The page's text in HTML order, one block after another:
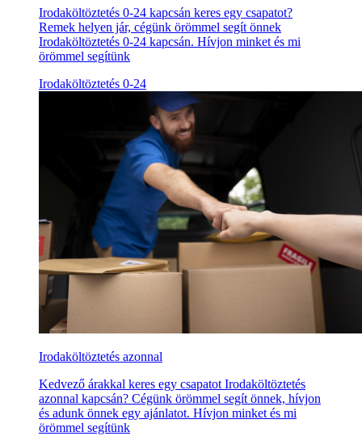
Irodaköltöztetés 0-24 kapcsán keres egy csapatot?
Remek helyen jár, cégünk örömmel segít önnek
Irodaköltöztetés 0-24 kapcsán. Hívjon minket és mi
örömmel segítünk
Irodaköltöztetés 0-24
Irodaköltöztetés azonnal
Kedvező árakkal keres egy csapatot Irodaköltöztetés
azonnal kapcsán? Cégünk örömmel segít önnek, hívjon
és adunk önnek egy ajánlatot. Hívjon minket és mi
örömmel segítünk